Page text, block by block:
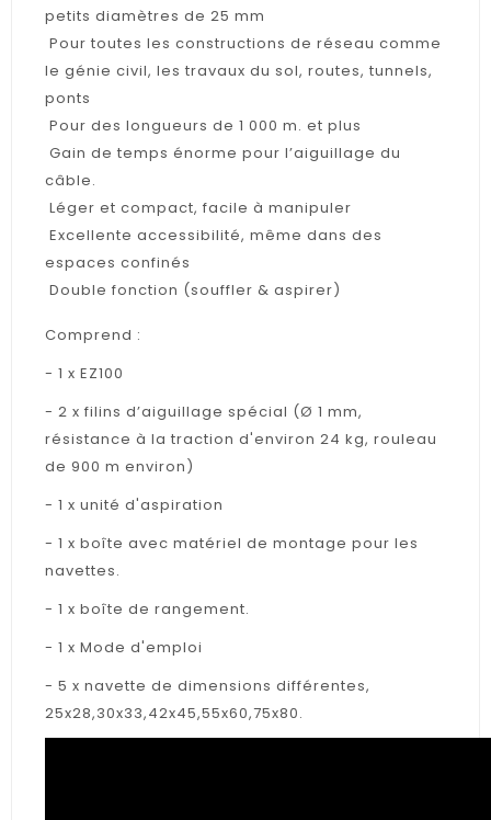
petits diamètres de 25 mm
Pour toutes les constructions de réseau comme
le génie civil, les travaux du sol, routes, tunnels,
ponts
Pour des longueurs de 1 000 m. et plus
Gain de temps énorme pour l’aiguillage du
câble.
Léger et compact, facile à manipuler
Excellente accessibilité, même dans des
espaces confinés
Double fonction (souffler & aspirer)
Comprend :
- 1 x EZ100
- 2 x filins d’aiguillage spécial (Ø 1 mm,
résistance à la traction d'environ 24 kg, rouleau
de 900 m environ)
- 1 x unité d'aspiration
- 1 x boîte avec matériel de montage pour les
navettes.
- 1 x boîte de rangement.
- 1 x Mode d'emploi
- 5 x navette de dimensions différentes,
25x28,30x33,42x45,55x60,75x80.